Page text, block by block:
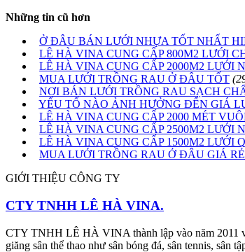
Những tin cũ hơn
Ở ĐÂU BÁN LƯỚI NHỰA TỐT NHẤT
LÊ HÀ VINA CUNG CẤP 800M2 LƯỚI
LÊ HÀ VINA CUNG CẤP 2000M2 LƯỚI
MUA LƯỚI TRỒNG RAU Ở ĐÂU TỐT
NƠI BÁN LƯỚI TRỒNG RAU SẠCH
YẾU TỐ NÀO ẢNH HƯỞNG ĐẾN GIÁ
LÊ HÀ VINA CUNG CẤP 2000 MÉT
LÊ HÀ VINA CUNG CẤP 2500M2 LƯỚI
LÊ HÀ VINA CUNG CẤP 1500M2 LƯỚI
MUA LƯỚI TRỒNG RAU Ở ĐÂU GIÁ RẺ
GIỚI THIỆU CÔNG TY
CTY TNHH LÊ HÀ VINA.
CTY TNHH LÊ HÀ VINA thành lập vào năm
giăng sân thể thao như sân bóng đá, sân tennis, sân